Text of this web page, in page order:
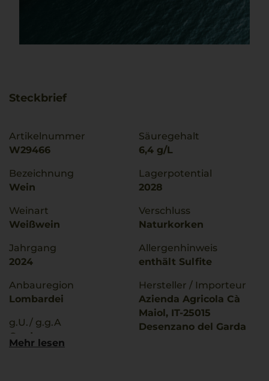
Steckbrief
Artikelnummer
W29466
Bezeichnung
Wein
Weinart
Weißwein
Jahrgang
2024
Anbauregion
Lombardei
g.U./ g.g.A
Garda
Säuregehalt
6,4 g/L
Lagerpotential
2028
Verschluss
Naturkorken
Allergenhinweis
enthält Sulfite
Hersteller / Importeur
Azienda Agricola Cà
Maiol, IT-25015
Desenzano del Garda
Mehr lesen